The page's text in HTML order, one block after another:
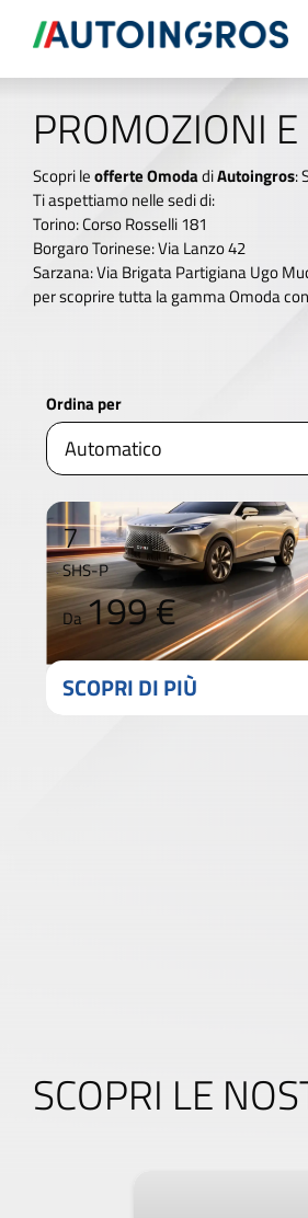
PROMOZIONI
Scopri leofferte OmodadiAutoingros:
Ti aspettiamo nelle sedi di:
Torino: Corso Rosselli 181
Borgaro Torinese: Via Lanzo 42
Sarzana: Via Brigata Partigiana Ugo
per scoprire tutta la gamma Omoda
Ordina per
7
SHS-P
Da199 €
SCOPRI DI PIÙ
SCOPRI LE